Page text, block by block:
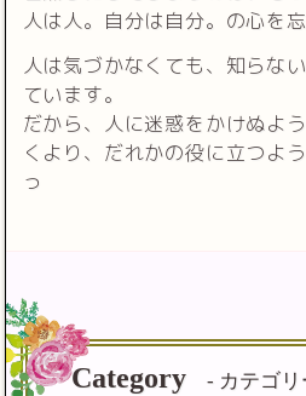
人は人。自分は自分。の心を忘
人は気づかなくても、知らな
ています。
だから、人に迷惑をかけぬよ
くより、だれかの役に立つよ
っ
Category - カテゴリ